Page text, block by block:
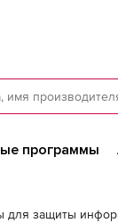
программы
для защиты